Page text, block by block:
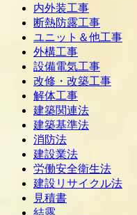
内外装工事
断熱防露工事
ユニット＆他工事
外構工事
設備電気工事
改修・改築工事
解体工事
建築関連法
建築基準法
消防法
建設業法
労働安全衛生法
建設リサイクル法
見積書
結露